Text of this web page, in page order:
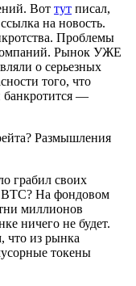
Вот тут писал,
на новость.
Проблемы
Рынок УЖЕ
о серьезных
того, что
банкротится —
Размышления
грабил своих
BTC? На фондовом
миллионов
ничего не будет.
что из рынка
токены